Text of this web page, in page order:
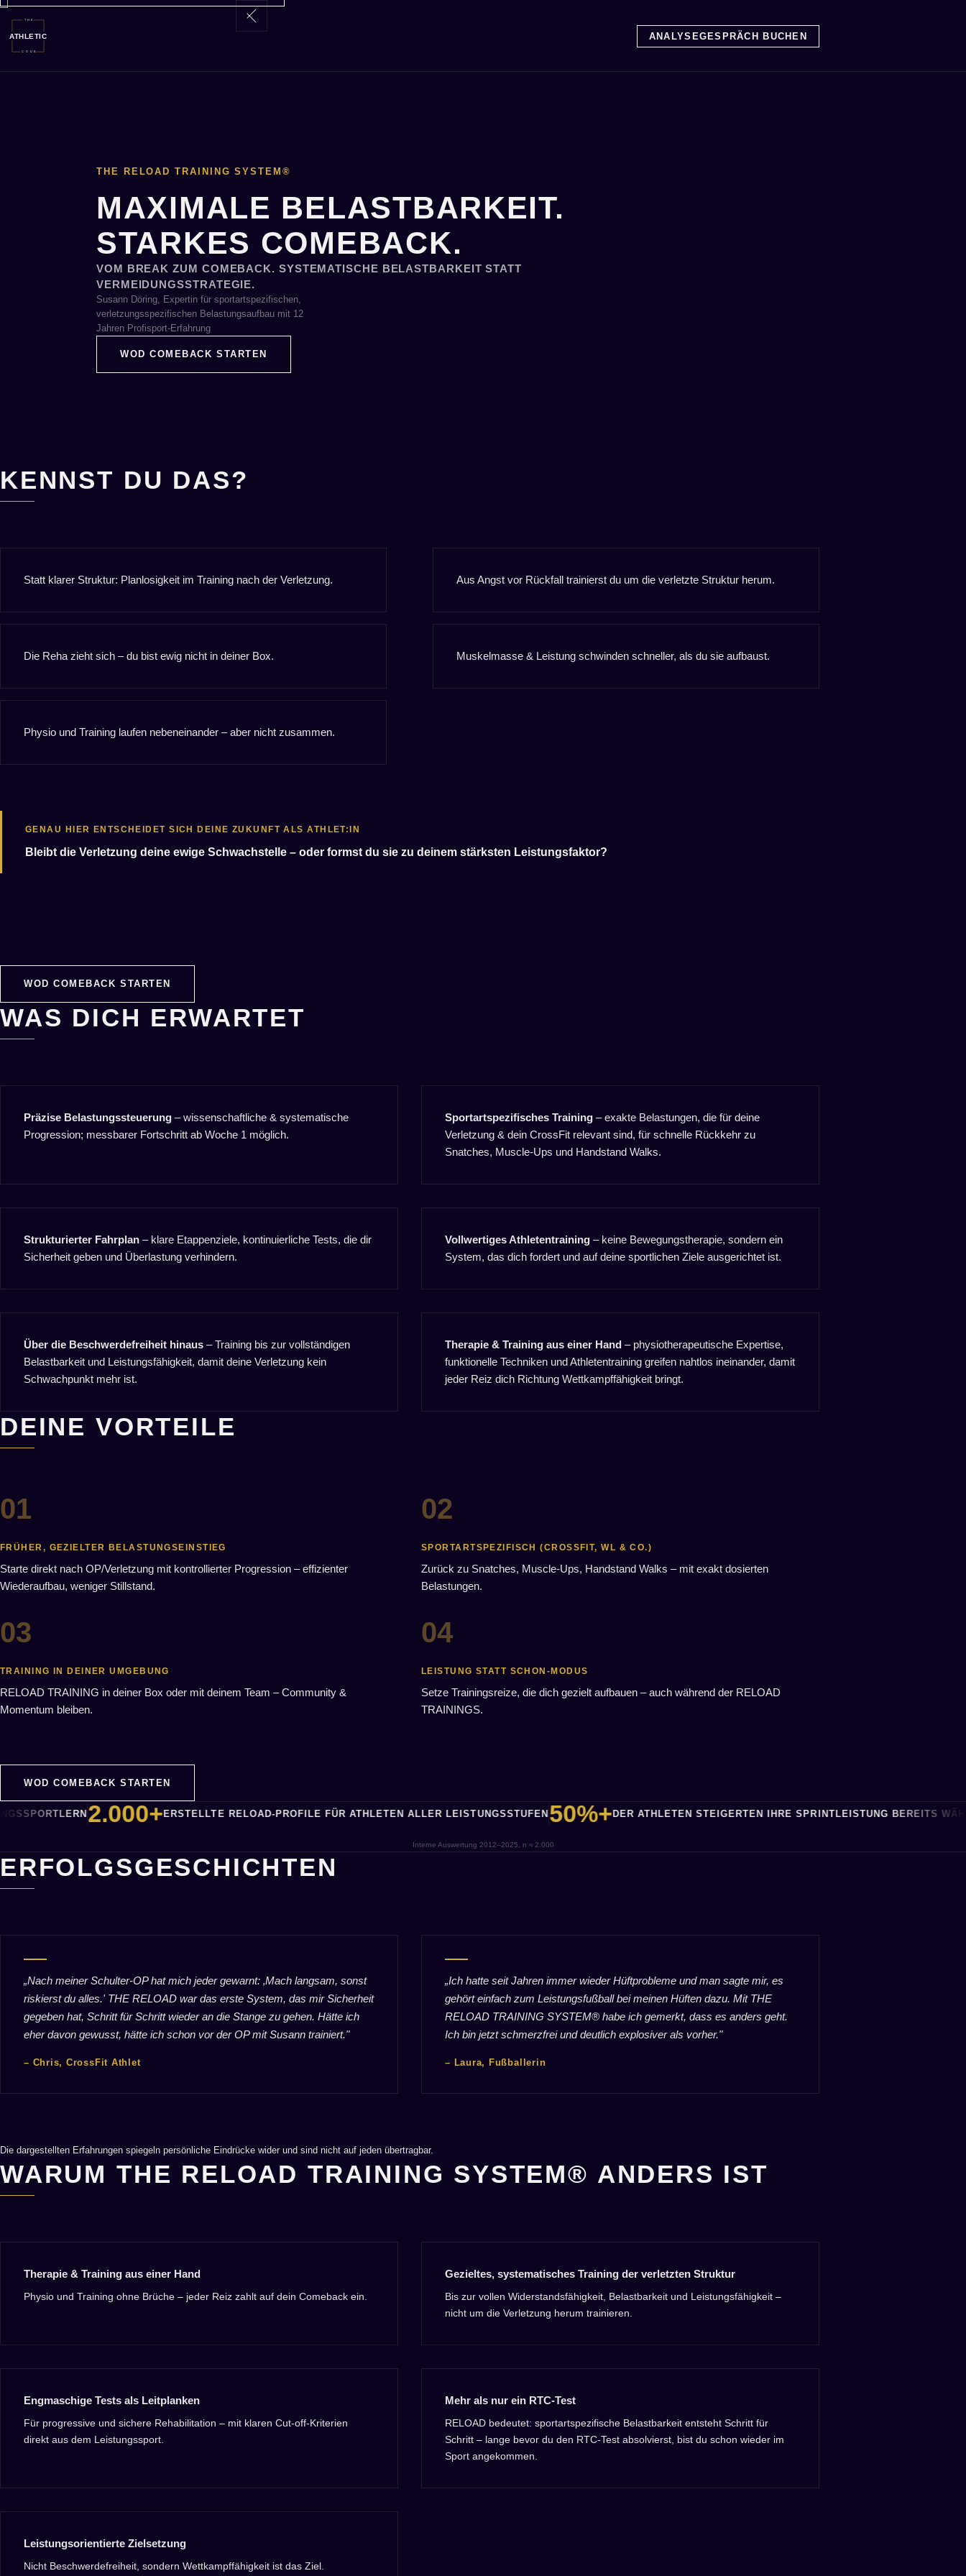
ANALYSEGESPRÄCH BUCHEN
THE RELOAD TRAINING SYSTEM®
MAXIMALE BELASTBARKEIT.
STARKES COMEBACK.
VOM BREAK ZUM COMEBACK. SYSTEMATISCHE BELASTBARKEIT STATT
VERMEIDUNGSSTRATEGIE.
Susann Döring, Expertin für sportartspezifischen,
verletzungsspezifischen Belastungsaufbau mit 12
Jahren Profisport-Erfahrung
WOD COMEBACK STARTEN
KENNST DU DAS?
Statt klarer Struktur: Planlosigkeit im Training nach der Verletzung. Aus Angst vor Rückfall trainierst du um die verletzte Struktur herum.
Die Reha zieht sich – du bist ewig nicht in deiner Box. Muskelmasse & Leistung schwinden schneller, als du sie aufbaust.
Physio und Training laufen nebeneinander – aber nicht zusammen.
GENAU HIER ENTSCHEIDET SICH DEINE ZUKUNFT ALS ATHLET:IN
Bleibt die Verletzung deine ewige Schwachstelle – oder formst du sie zu deinem stärksten Leistungsfaktor?
WOD COMEBACK STARTEN
WAS DICH ERWARTET
Präzise Belastungssteuerung – wissenschaftliche & systematische
Progression; messbarer Fortschritt ab Woche 1 möglich.
Sportartspezifisches Training – exakte Belastungen, die für deine
Verletzung & dein CrossFit relevant sind, für schnelle Rückkehr zu
Snatches, Muscle-Ups und Handstand Walks.
Strukturierter Fahrplan – klare Etappenziele, kontinuierliche Tests, die dir
Sicherheit geben und Überlastung verhindern.
Vollwertiges Athletentraining – keine Bewegungstherapie, sondern ein
System, das dich fordert und auf deine sportlichen Ziele ausgerichtet ist.
Über die Beschwerdefreiheit hinaus – Training bis zur vollständigen
Belastbarkeit und Leistungsfähigkeit, damit deine Verletzung kein
Schwachpunkt mehr ist.
Therapie & Training aus einer Hand – physiotherapeutische Expertise,
funktionelle Techniken und Athletentraining greifen nahtlos ineinander, damit
jeder Reiz dich Richtung Wettkampffähigkeit bringt.
DEINE VORTEILE
FRÜHER, GEZIELTER BELASTUNGSEINSTIEG
Starte direkt nach OP/Verletzung mit kontrollierter Progression – effizienter
Wiederaufbau, weniger Stillstand.
SPORTARTSPEZIFISCH (CROSSFIT, WL & CO.)
Zurück zu Snatches, Muscle-Ups, Handstand Walks – mit exakt dosierten
Belastungen.
TRAINING IN DEINER UMGEBUNG
RELOAD TRAINING in deiner Box oder mit deinem Team – Community &
Momentum bleiben.
LEISTUNG STATT SCHON-MODUS
Setze Trainingsreize, die dich gezielt aufbauen – auch während der RELOAD
TRAININGS.
WOD COMEBACK STARTEN
2.000+ ERSTELLTE RELOAD-PROFILE FÜR ATHLETEN ALLER LEISTUNGSSTUFEN50%+DER ATHLETEN STEIGERTEN IHRE SPRINTLEISTUNG BEREITS WÄHREND DER
Interne Auswertung 2012–2025, n ≈ 2.000
ERFOLGSGESCHICHTEN
„Nach meiner Schulter-OP hat mich jeder gewarnt: ‚Mach langsam, sonst
riskierst du alles.' THE RELOAD war das erste System, das mir Sicherheit
gegeben hat, Schritt für Schritt wieder an die Stange zu gehen. Hätte ich
eher davon gewusst, hätte ich schon vor der OP mit Susann trainiert."
– Chris, CrossFit Athlet
„Ich hatte seit Jahren immer wieder Hüftprobleme und man sagte mir, es
gehört einfach zum Leistungsfußball bei meinen Hüften dazu. Mit THE
RELOAD TRAINING SYSTEM® habe ich gemerkt, dass es anders geht.
Ich bin jetzt schmerzfrei und deutlich explosiver als vorher."
– Laura, Fußballerin
Die dargestellten Erfahrungen spiegeln persönliche Eindrücke wider und sind nicht auf jeden übertragbar.
WARUM THE RELOAD TRAINING SYSTEM® ANDERS IST
Therapie & Training aus einer Hand
Physio und Training ohne Brüche – jeder Reiz zahlt auf dein Comeback ein.
Gezieltes, systematisches Training der verletzten Struktur
Bis zur vollen Widerstandsfähigkeit, Belastbarkeit und Leistungsfähigkeit –
nicht um die Verletzung herum trainieren.
Engmaschige Tests als Leitplanken
Für progressive und sichere Rehabilitation – mit klaren Cut-off-Kriterien
direkt aus dem Leistungssport.
Mehr als nur ein RTC-Test
RELOAD bedeutet: sportartspezifische Belastbarkeit entsteht Schritt für
Schritt – lange bevor du den RTC-Test absolvierst, bist du schon wieder im
Sport angekommen.
Leistungsorientierte Zielsetzung
Nicht Beschwerdefreiheit, sondern Wettkampffähigkeit ist das Ziel.